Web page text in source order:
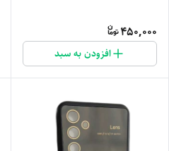
450,000
افزودن به سبد